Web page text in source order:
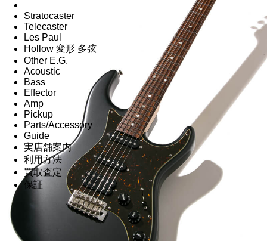
Stratocaster
Telecaster
Les Paul
Hollow 変形 多弦
Other E.G.
Acoustic
Bass
Effector
Amp
Pickup
Parts/Accessory
Guide
実店舗案内
利用方法
買取査定
保証